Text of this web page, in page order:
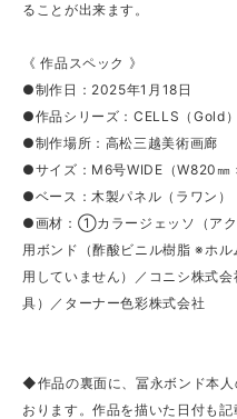
ることが出来ます。
《 作品スペック 》
●制作日：2025年1月18日
●作品シリーズ：CELLS（Gold）
●制作場所：高松三越美術画廊
●サイズ：M6号WIDE（W820㎜
●ベース：木製パネル（ラワン）
●画材：①カラージェッソ（ア
用ボンド（酢酸ビニル樹脂 ※ホ
用していません）／コニシ株式
具）／ターナー色彩株式会社
◆作品の裏面に、冨永ボンド本
おります。作品を描いた日付も記